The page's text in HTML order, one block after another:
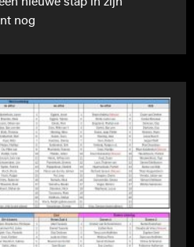
nieuwe stap in zijn
nog